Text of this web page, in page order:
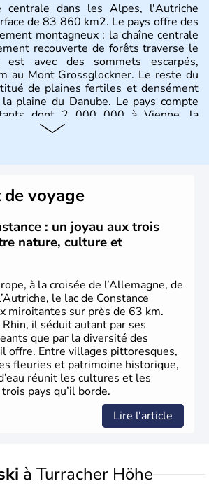
centrale dans les Alpes, l'Autriche
de 83 860 km2. Le pays offre des
montagneux : la chaîne centrale
recouverte de forêts traverse le
avec des sommets escarpés,
au Mont Grossglockner. Le reste du
de plaines fertiles et densément
plaine du Danube. Le pays compte
dont 2 000 000 à Vienne, la
plus de 8 millions d'habitants.
naissance à de nombreux artistes :
le psychanalyste Freud, Romy
Schwarzenegger, Anton Bruckner,
partie des Autrichiens les plus
décennies.
de voyage
: un joyau aux trois
nature, culture et
à la croisée de l’Allemagne, de
le lac de Constance
miroitantes sur près de 63 km.
il séduit autant par ses
que par la diversité des
offre. Entre villages pittoresques,
fleuries et patrimoine historique,
réunit les cultures et les
pays qu’il borde.
Lire l'article
à Turracher Höhe